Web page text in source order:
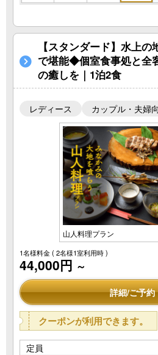
【スタンダード】水上
で堪能◆個室食事処と全
の癒しを｜1泊2食
レディース カップル・夫婦
山人料理プラン
1名様料金( 2名様1室利用時 )
44,000円 ～
詳細/ご予約
クーポンが利用できます。
定員